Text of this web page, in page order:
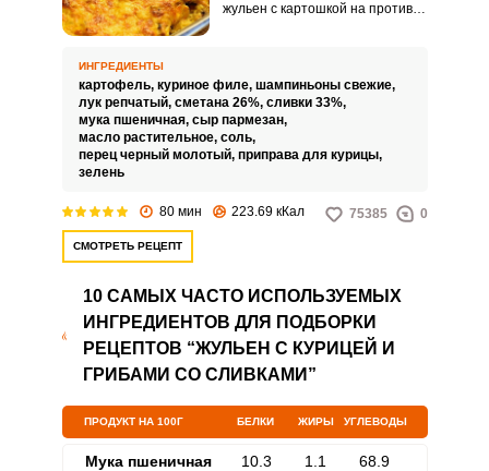
жульен с картошкой на противне
румяной сырной корочкой! Он
подойдет, если Вам срочно
необходимо вкусно и сытно
накормить большое количество
гостей, а вы не знаете что
приготовить. Для подготовки
получаса, а для запекания в
приготовлению!
ИНГРЕДИЕНТЫ
картофель, куриное филе, шампиньоны свежие,
лук репчатый, сметана 26%, сливки 33%,
мука пшеничная, сыр пармезан,
масло растительное, соль,
перец черный молотый, приправа для курицы,
зелень
80 мин 223.69 кКал 75385 0
СМОТРЕТЬ РЕЦЕПТ
10 САМЫХ ЧАСТО ИСПОЛЬЗУЕМЫХ
ИНГРЕДИЕНТОВ ДЛЯ ПОДБОРКИ
РЕЦЕПТОВ “ЖУЛЬЕН С КУРИЦЕЙ И
ГРИБАМИ СО СЛИВКАМИ”
ПРОДУКТ НА 100Г БЕЛКИ ЖИРЫ УГЛЕВОДЫ
Мука пшеничная 10.3 1.1 68.9